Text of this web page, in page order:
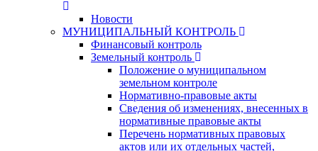
Новости
МУНИЦИПАЛЬНЫЙ КОНТРОЛЬ
Финансовый контроль
Земельный контроль
Положение о муниципальном
земельном контроле
Нормативно-правовые акты
Сведения об изменениях, внесенных в
нормативные правовые акты
Перечень нормативных правовых
актов или их отдельных частей,